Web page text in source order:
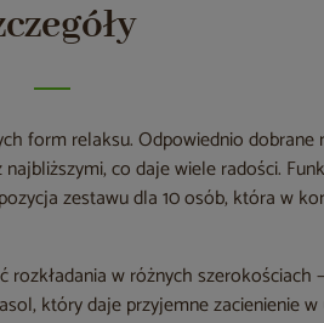
form relaksu. Odpowiednio
co daje wiele radości.
zestawu dla 10 osób, która w
w różnych szerokościach
który daje przyjemne zacienienie w